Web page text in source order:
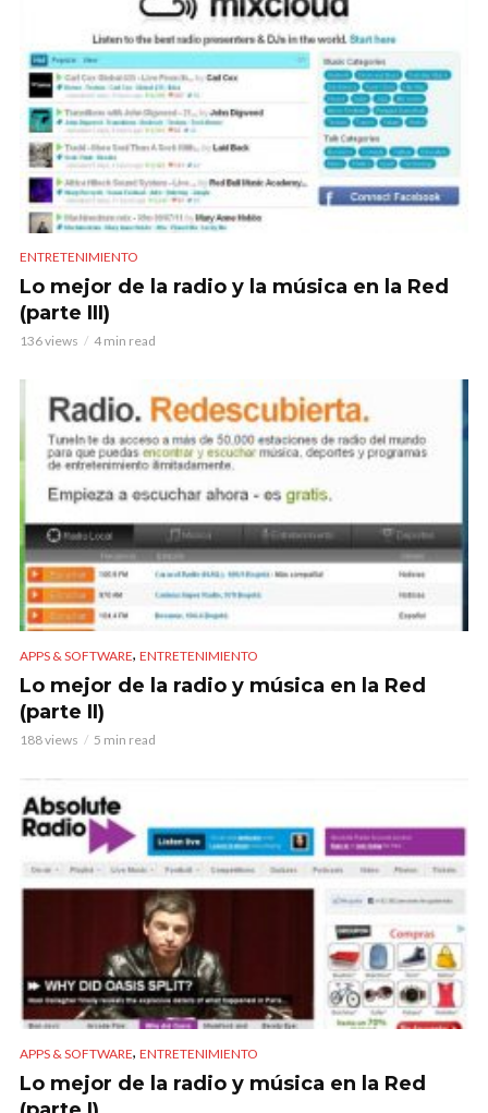
ENTRETENIMIENTO
Lo mejor de la radio y la música en la Red
(parte III)
136 views 4 min read
APPS & SOFTWARE, ENTRETENIMIENTO
Lo mejor de la radio y música en la Red
(parte II)
188 views 5 min read
APPS & SOFTWARE, ENTRETENIMIENTO
Lo mejor de la radio y música en la Red